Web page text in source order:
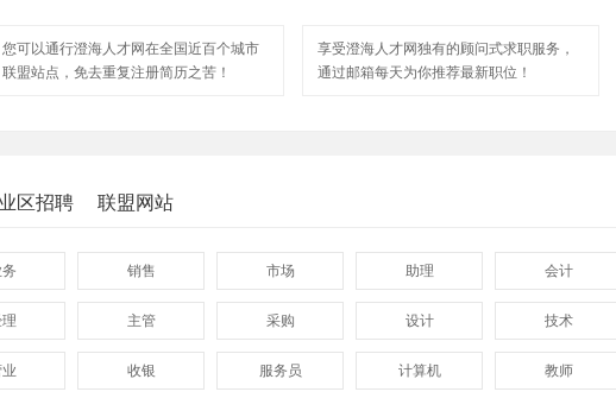
您可以通行澄海人才网在全国近百个城市
联盟站点，免去重复注册简历之苦！
享受澄海人才网独有的顾问式求职服务，
通过邮箱每天为你推荐最新职位！
区招聘 联盟网站
销售 市场 助理 会计
主管 采购 设计 技术
收银 服务员 计算机 教师